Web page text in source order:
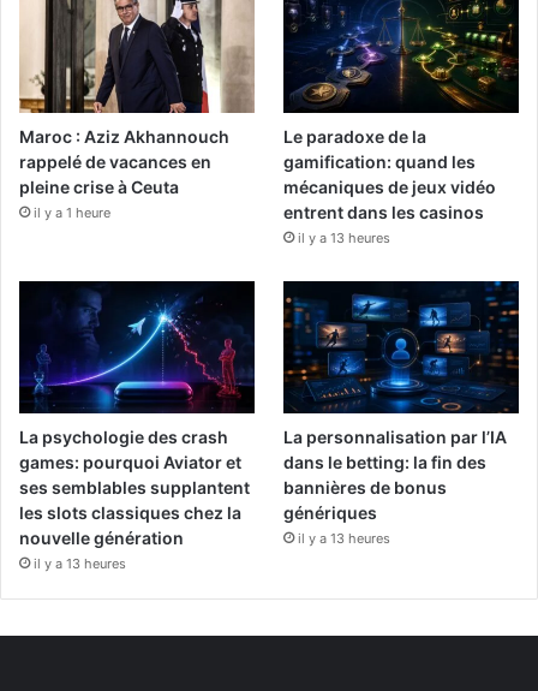
Maroc : Aziz Akhannouch
rappelé de vacances en
pleine crise à Ceuta
il y a 1 heure
Le paradoxe de la
gamification: quand les
mécaniques de jeux vidéo
entrent dans les casinos
il y a 13 heures
La psychologie des crash
games: pourquoi Aviator et
ses semblables supplantent
les slots classiques chez la
nouvelle génération
il y a 13 heures
La personnalisation par l’IA
dans le betting: la fin des
bannières de bonus
génériques
il y a 13 heures